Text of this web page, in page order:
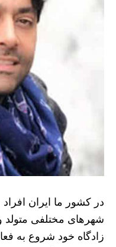
در کشور ما ایران
شهرهای مختلفی
زادگاه خود شروع به